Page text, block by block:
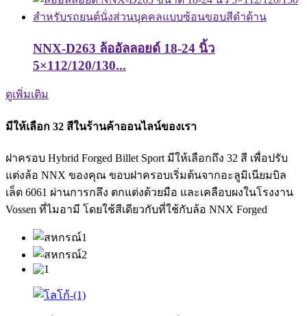
NNX-D263 ล้ออัลลอยด์ 18-24 นิ้ว
5×112/120/130...
ดูเพิ่มเติม
มีให้เลือก 32 สีในร้านค้าออนไลน์ของเรา
ฝาครอบ Hybrid Forged Billet Sport มีให้เลือกถึง 32 สี เพื่อปรับ
แต่งล้อ NNX ของคุณ ขอบฝาครอบเริ่มต้นจากอะลูมิเนียมบิล
เล็ต 6061 ผ่านการกลึง ตกแต่งด้วยมือ และเคลือบผงในโรงงาน
Vossen ที่ไมอามี โดยใช้สีเดียวกับที่ใช้กับล้อ NNX Forged